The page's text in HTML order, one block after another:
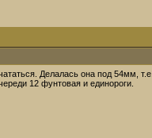
Делалась она под 54мм,
12 фунтовая и единороги.